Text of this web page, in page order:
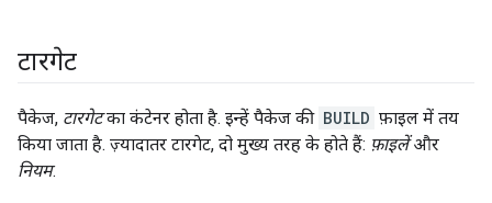
टारगेट
पैकेज, टारगेटका कंटेनर होता है. इन्हें पैकेज की BUILD फ़ाइल में तय
किया जाता है. ज़्यादातर टारगेट, दो मुख्य तरह के होते हैं: फ़ाइलेंऔर
नियम.